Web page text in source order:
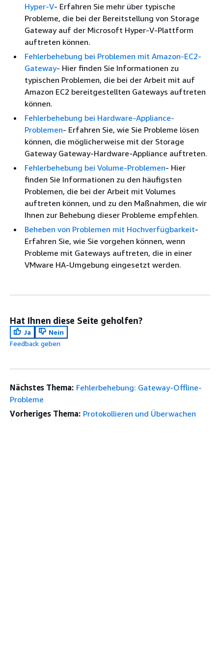
Hyper-V- Erfahren Sie mehr über typische
Probleme, die bei der Bereitstellung von Storage
Gateway auf der Microsoft Hyper-V-Plattform
auftreten können.
Fehlerbehebung bei Problemen mit Amazon-EC2-
Gateway- Hier finden Sie Informationen zu
typischen Problemen, die bei der Arbeit mit auf
Amazon EC2 bereitgestellten Gateways auftreten
können.
Fehlerbehebung bei Hardware-Appliance-
Problemen- Erfahren Sie, wie Sie Probleme lösen
können, die möglicherweise mit der Storage
Gateway Gateway-Hardware-Appliance auftreten.
Fehlerbehebung bei Volume-Problemen- Hier
finden Sie Informationen zu den häufigsten
Problemen, die bei der Arbeit mit Volumes
auftreten können, und zu den Maßnahmen, die wir
Ihnen zur Behebung dieser Probleme empfehlen.
Beheben von Problemen mit Hochverfügbarkeit-
Erfahren Sie, wie Sie vorgehen können, wenn
Probleme mit Gateways auftreten, die in einer
VMware HA-Umgebung eingesetzt werden.
Hat Ihnen diese Seite geholfen?
Ja
Nein
Feedback geben
Nächstes Thema: Fehlerbehebung: Gateway-Offline-
Probleme
Vorheriges Thema: Protokollieren und Überwachen